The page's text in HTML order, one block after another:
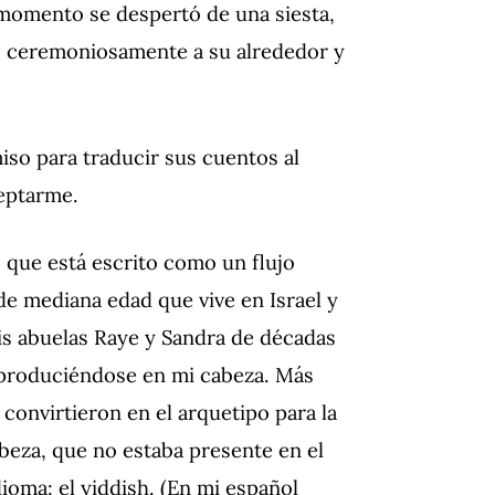
se despertó de una siesta,
a su alrededor y
para traducir sus cuentos al
que está escrito como un flujo
mediana edad que vive en Israel y
Raye y Sandra de décadas
en mi cabeza. Más
en el arquetipo para la
que no estaba presente en el
el yiddish. (En mi español